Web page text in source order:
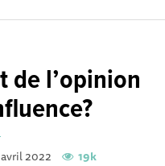
de l’opinion
avril 2022 19k